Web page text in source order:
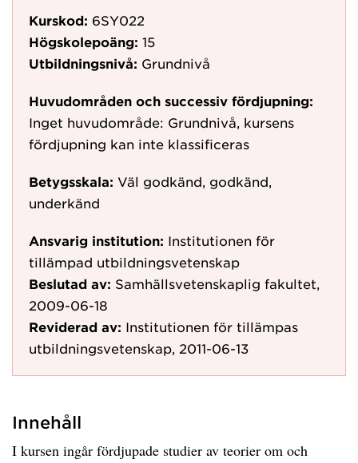
Kurskod: 6SY022
Högskolepoäng: 15
Utbildningsnivå: Grundnivå
Huvudområden och successiv fördjupning:
Inget huvudområde: Grundnivå, kursens
fördjupning kan inte klassificeras
Betygsskala: Väl godkänd, godkänd,
underkänd
Ansvarig institution: Institutionen för
tillämpad utbildningsvetenskap
Beslutad av: Samhällsvetenskaplig fakultet,
2009-06-18
Reviderad av: Institutionen för tillämpas
utbildningsvetenskap, 2011-06-13
Innehåll
I kursen ingår fördjupade studier av teorier om och